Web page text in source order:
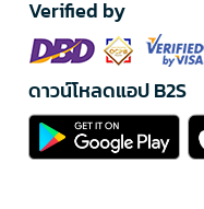
Verified by
ดาวน์โหลดแอป B2S